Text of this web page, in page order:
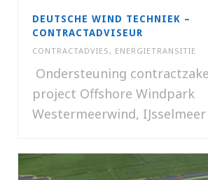
DEUTSCHE WIND TECHNIEK –
CONTRACTADVISEUR
CONTRACTADVIES , ENERGIETRANSITIE
Ondersteuning
project Offshore Windpark
Westermeerwind,